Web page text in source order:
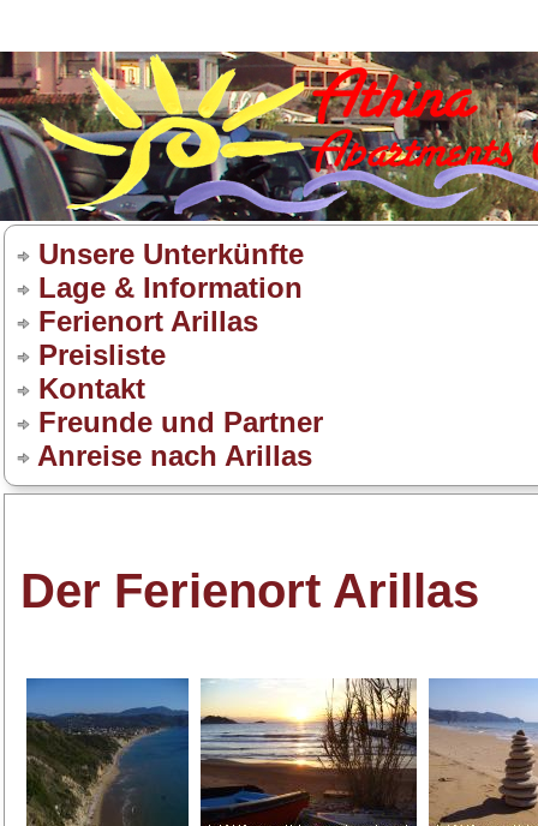
Unsere Unterkünfte
Lage & Information
Ferienort Arillas
Preisliste
Kontakt
Freunde und Partner
Anreise nach Arillas
Der Ferienort Arillas